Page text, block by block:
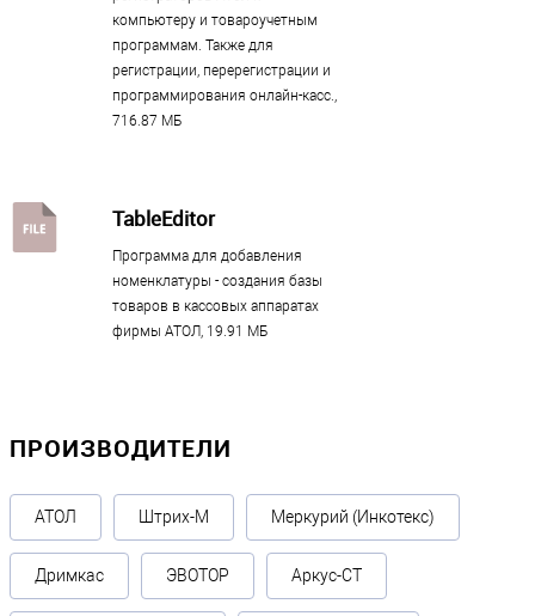
компьютеру и товароучетным
программам. Также для
регистрации, перерегистрации и
программирования онлайн-касс.,
716.87 МБ
TableEditor
Программа для добавления
номенклатуры - создания базы
товаров в кассовых аппаратах
фирмы АТОЛ, 19.91 МБ
ПРОИЗВОДИТЕЛИ
АТОЛ Штрих-М Меркурий (Инкотекс)
Дримкас ЭВОТОР Аркус-СТ